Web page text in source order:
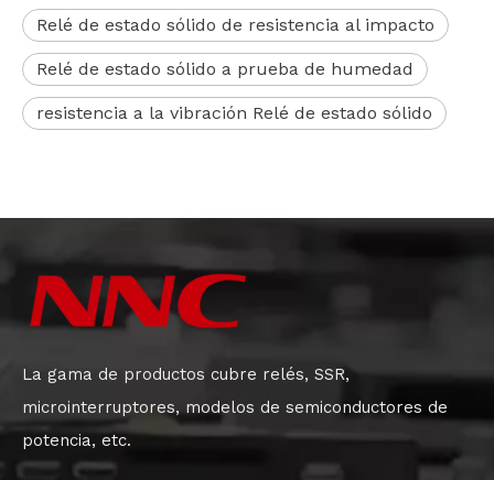
Relé de estado sólido de resistencia al impacto
Relé de estado sólido a prueba de humedad
resistencia a la vibración Relé de estado sólido
La gama de productos cubre relés, SSR,
microinterruptores, modelos de semiconductores de
potencia, etc.